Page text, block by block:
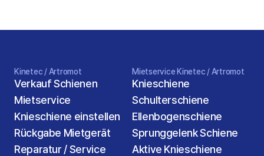
Kinetec / Artromot
Verkauf Schienen
Mietservice
Knieschiene einstellen
Rückgabe Mietgerät
Reparatur / Service
Mietservice Kinetec / Artromot
Knieschiene
Schulterschiene
Ellenbogenschiene
Sprunggelenk Schiene
Aktive Knieschiene